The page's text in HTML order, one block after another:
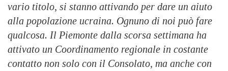
vario titolo, si stanno attivando per dare un aiuto
alla popolazione ucraina. Ognuno di noi può fare
qualcosa. Il Piemonte dalla scorsa settimana ha
attivato un Coordinamento regionale in costante
contatto non solo con il Consolato, ma anche con